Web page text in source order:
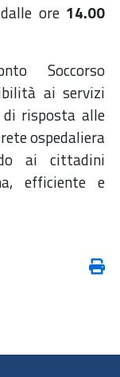
ore 14.00
Soccorso
ai servizi
risposta alle
ospedaliera
ai cittadini
efficiente e